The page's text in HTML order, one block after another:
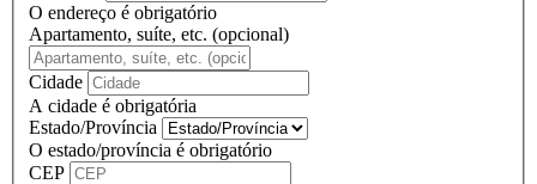
O endereço é obrigatório
Apartamento, suíte, etc. (opcional)
Cidade
A cidade é obrigatória
Estado/Província
O estado/província é obrigatório
CEP